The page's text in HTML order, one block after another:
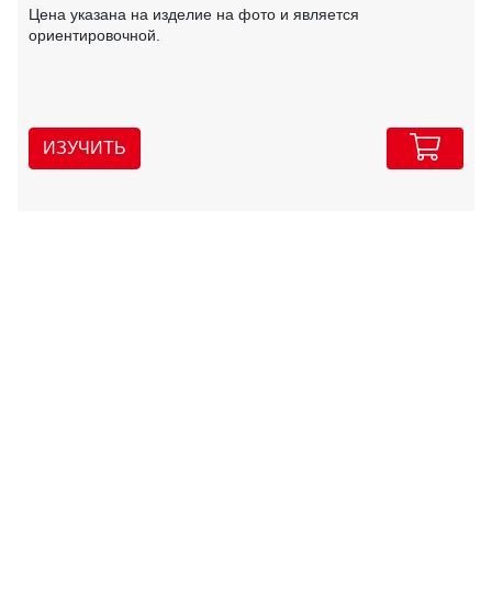
Цена указана на изделие на фото и является
ориентировочной.
ИЗУЧИТЬ